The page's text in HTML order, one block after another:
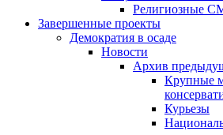
Религиозные
Завершенные проекты
Демократия в осаде
Новости
Архив
Крупные
Курьезы